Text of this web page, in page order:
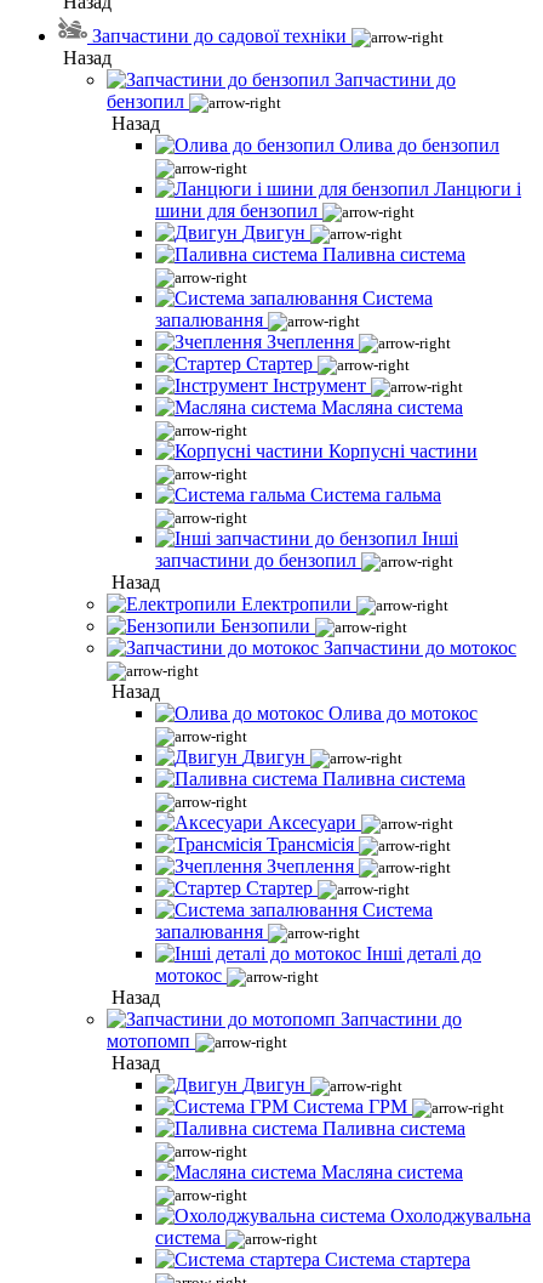
Запчастини до садової техніки
Назад
Запчастини до
бензопил
Назад
Олива до бензопил
Ланцюги і
шини для бензопил
Двигун
Паливна система
Система
запалювання
Зчеплення
Стартер
Інструмент
Масляна система
Корпусні частини
Система гальма
Інші
запчастини до бензопил
Назад
Електропили
Бензопили
Запчастини до мотокос
Назад
Олива до мотокос
Двигун
Паливна система
Аксесуари
Трансмісія
Зчеплення
Стартер
Система
запалювання
Інші деталі до
мотокос
Назад
Запчастини до
мотопомп
Назад
Двигун
Система ГРМ
Паливна система
Масляна система
Охолоджувальна
система
Система стартера